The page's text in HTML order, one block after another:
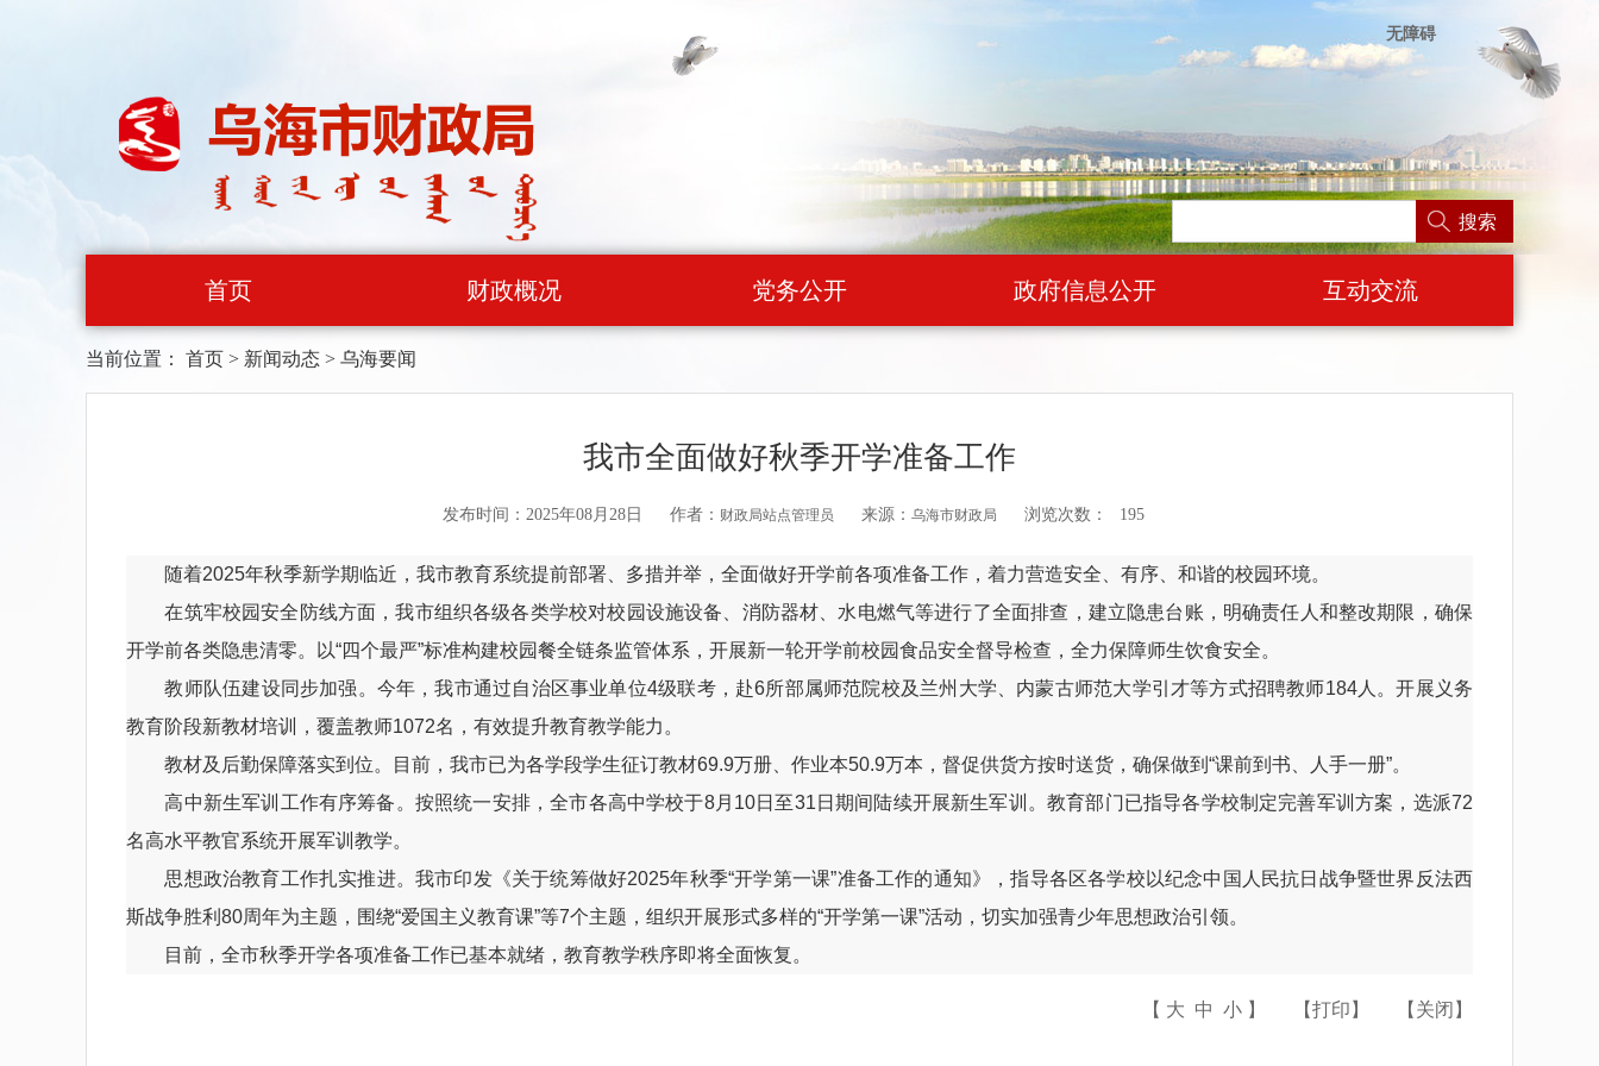
无障碍
搜索
首页 财政概况 党务公开 政府信息公开 互动交流
当前位置： 首页 > 新闻动态 > 乌海要闻
我市全面做好秋季开学准备工作
发布时间：2025年08月28日 作者： 财政局站点管理员 来源： 乌海市财政局 浏览次数： 195
随着2025年秋季新学期临近，我市教育系统提前部署、多措并举，全面做好开学前各项准备工作，着力营造安全、有序、和谐的校园环境。
在筑牢校园安全防线方面，我市组织各级各类学校对校园设施设备、消防器材、水电燃气等进行了全面排查，建立隐患台账，明确责任人和整改期限，确保
开学前各类隐患清零。以“四个最严”标准构建校园餐全链条监管体系，开展新一轮开学前校园食品安全督导检查，全力保障师生饮食安全。
教师队伍建设同步加强。今年，我市通过自治区事业单位4级联考，赴6所部属师范院校及兰州大学、内蒙古师范大学引才等方式招聘教师184人。开展义务
教育阶段新教材培训，覆盖教师1072名，有效提升教育教学能力。
教材及后勤保障落实到位。目前，我市已为各学段学生征订教材69.9万册、作业本50.9万本，督促供货方按时送货，确保做到“课前到书、人手一册”。
高中新生军训工作有序筹备。按照统一安排，全市各高中学校于8月10日至31日期间陆续开展新生军训。教育部门已指导各学校制定完善军训方案，选派72
名高水平教官系统开展军训教学。
思想政治教育工作扎实推进。我市印发《关于统筹做好2025年秋季“开学第一课”准备工作的通知》，指导各区各学校以纪念中国人民抗日战争暨世界反法西
斯战争胜利80周年为主题，围绕“爱国主义教育课”等7个主题，组织开展形式多样的“开学第一课”活动，切实加强青少年思想政治引领。
目前，全市秋季开学各项准备工作已基本就绪，教育教学秩序即将全面恢复。
【 大 中 小 】 【打印 】 【 关闭 】